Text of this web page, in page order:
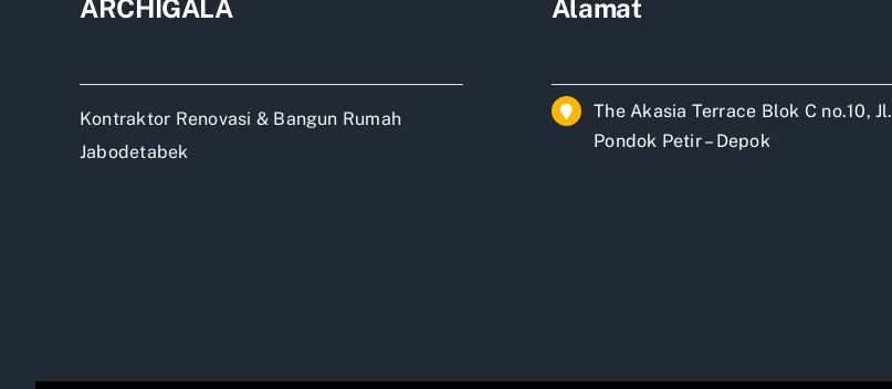
ARCHIGALA
Kontraktor Renovasi & Bangun Rumah
Jabodetabek
Alamat
The Akasia Terrace Blok C no.10, Jl.
Pondok Petir – Depok